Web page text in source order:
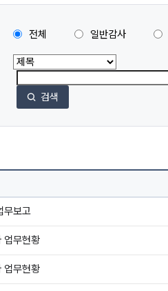
전체 일반감사
검색
무보고
무현황
무현황